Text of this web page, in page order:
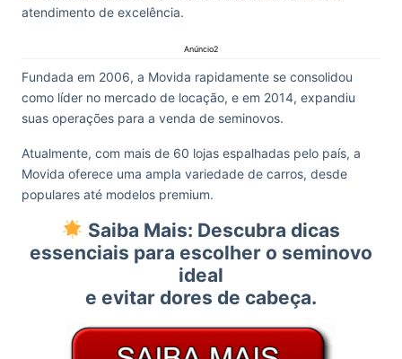
atendimento de excelência.
Anúncio2
Fundada em 2006, a Movida rapidamente se consolidou
como líder no mercado de locação, e em 2014, expandiu
suas operações para a venda de seminovos.
Atualmente, com mais de 60 lojas espalhadas pelo país, a
Movida oferece uma ampla variedade de carros, desde
populares até modelos premium.
Saiba Mais: Descubra dicas
essenciais para escolher o seminovo
ideal
e evitar dores de cabeça.